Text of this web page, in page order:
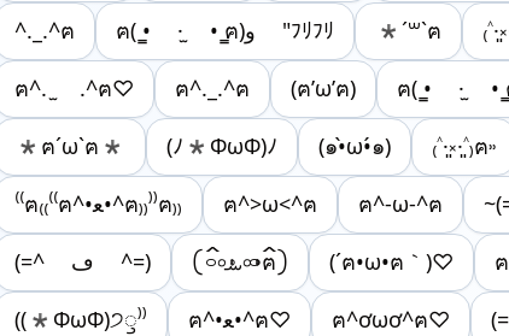
^._.^‪ฅ ฅ( ̳• ·̫ • ̳ฅ)و "ﾌﾘﾌﾘ *´꒳`ฅ
ฅ^. ̫ .^ฅ♡ ฅ^._.^ฅ (ฅ’ω’ฅ) ฅ( ̳• ·̫ •
*ฅ´ω`ฅ* (ﾉ*ФωФ)ﾉ (๑•̀ω•́๑) ₍˄·͈༝·͈˄₎ฅ˒˒
⁽⁽ฅ₍₍⁽⁽ฅ^•ﻌ•^ฅ₎₎⁾⁾ฅ₎₎ ฅ^>ω<^ฅ ฅ^-ω-^ฅ
(=^ ڡ ^=) 𛰧 ꛰࿁৹𖫴𖫲ࡄ৹𖫴𖫲࿁ ꛰‪ฅ𛰨 (´ฅ•ω•ฅ｀)♡
((*ΦωΦ)੭ꠥ⁾⁾ ฅ^•ﻌ•^ฅ♡ ฅ^ơωơ^ฅ♡